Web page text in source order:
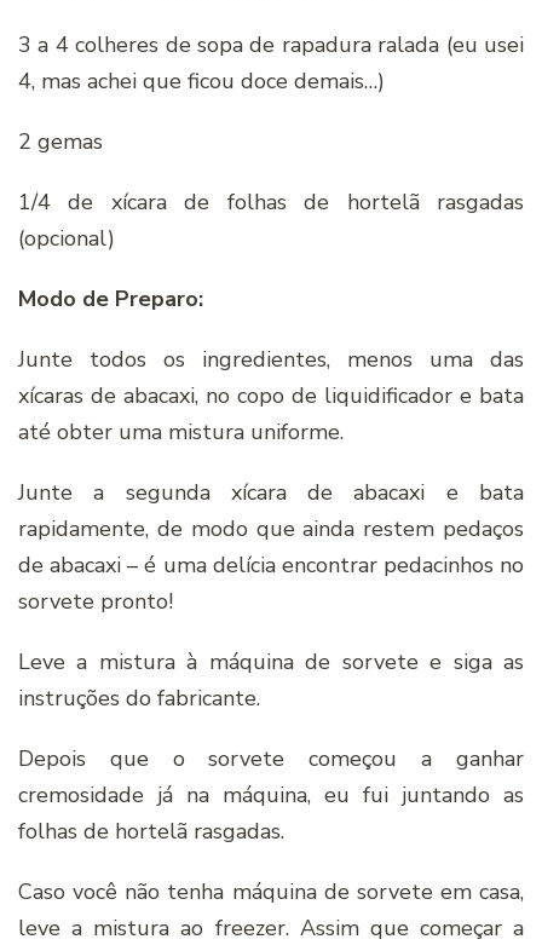
3 a 4 colheres de sopa de rapadura ralada (eu usei
4, mas achei que ficou doce demais…)
2 gemas
1/4 de xícara de folhas de hortelã rasgadas
(opcional)
Modo de Preparo:
Junte todos os ingredientes, menos uma das
xícaras de abacaxi, no copo de liquidificador e bata
até obter uma mistura uniforme.
Junte a segunda xícara de abacaxi e bata
rapidamente, de modo que ainda restem pedaços
de abacaxi – é uma delícia encontrar pedacinhos no
sorvete pronto!
Leve a mistura à máquina de sorvete e siga as
instruções do fabricante.
Depois que o sorvete começou a ganhar
cremosidade já na máquina, eu fui juntando as
folhas de hortelã rasgadas.
Caso você não tenha máquina de sorvete em casa,
leve a mistura ao freezer. Assim que começar a